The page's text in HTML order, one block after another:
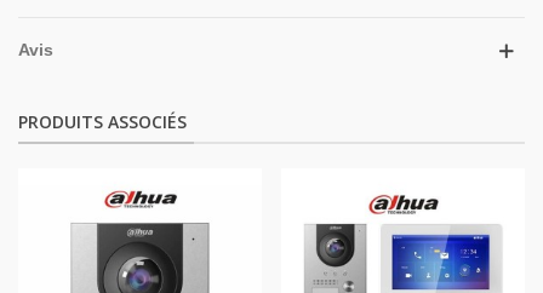
Avis
PRODUITS ASSOCIÉS